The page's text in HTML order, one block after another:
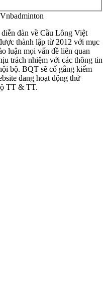
đàn về Cầu Lông Việt
thành lập từ 2012 với mục
luận mọi vấn đề liên quan
trách nhiệm với các thông tin
bộ. BQT sẽ cố gắng kiểm
đang hoạt động thử
TT & TT.